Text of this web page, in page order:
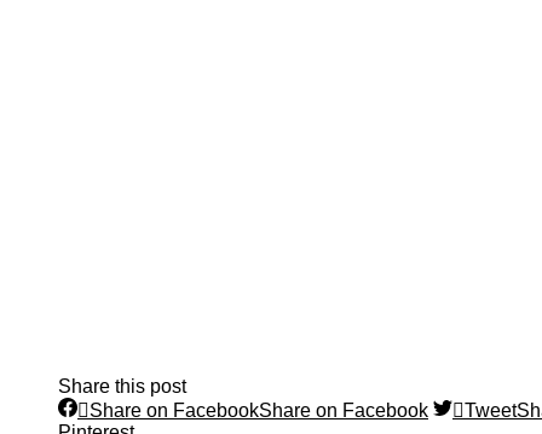
Share this post
Share on FacebookShare on Facebook Tweet